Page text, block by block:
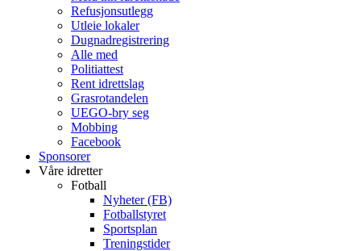
Refusjonsutlegg
Utleie lokaler
Dugnadregistrering
Alle med
Politiattest
Rent idrettslag
Grasrotandelen
UEGO-bry seg
Mobbing
Facebook
Sponsorer
Våre idretter
Fotball
Nyheter (FB)
Fotballstyret
Sportsplan
Treningstider